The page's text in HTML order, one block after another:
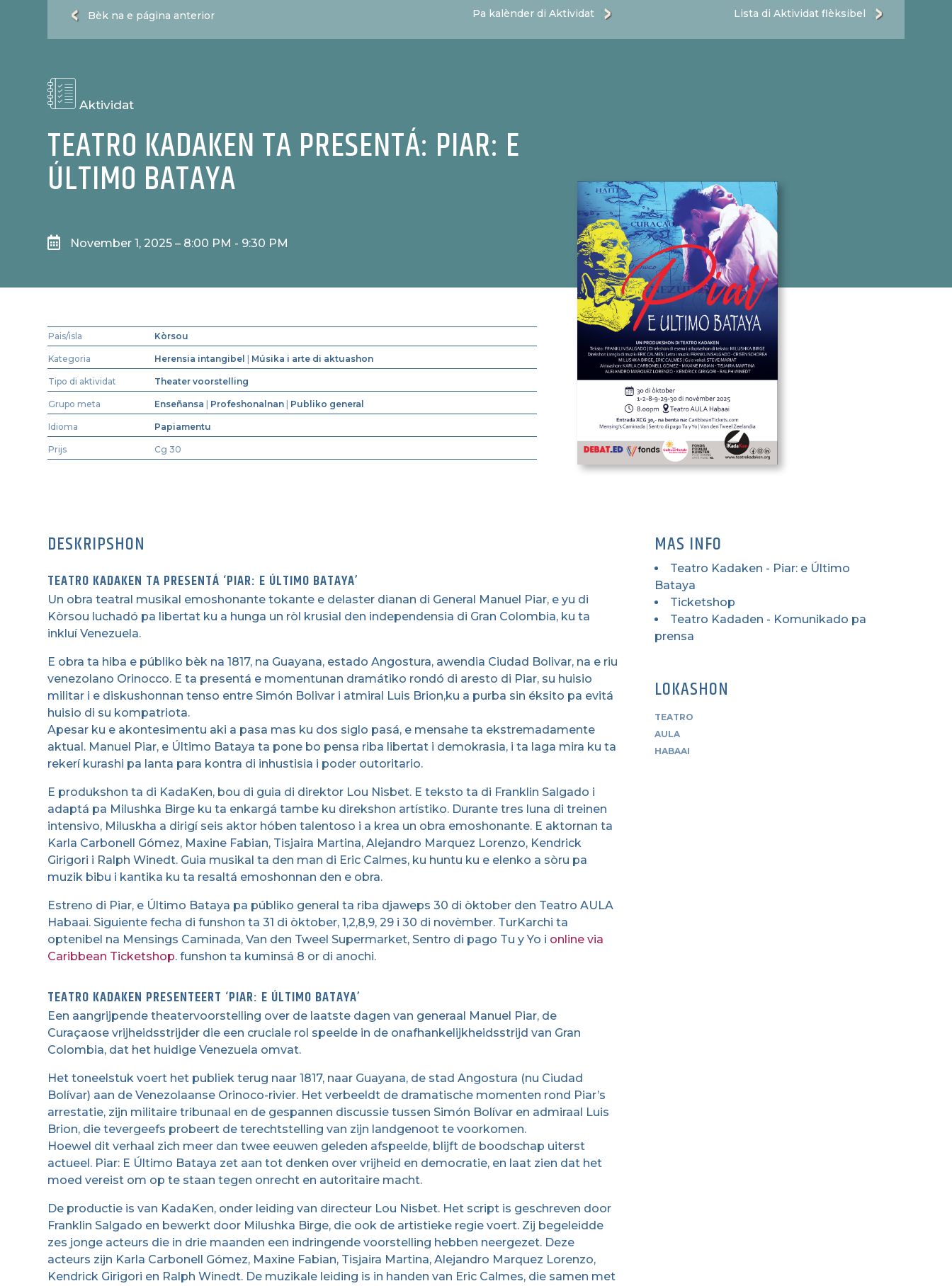
Bèk na e página anterior Pa kalènder di Aktividat Lista di Aktividat flèksibel
Aktividat
TEATRO KADAKEN TA PRESENTÁ: PIAR: E
ÚLTIMO BATAYA
 November 1, 2025 – 8:00 PM - 9:30 PM
Pais/isla Kòrsou
Kategoria Herensia intangibel Músika i arte di aktuashon
Tipo di aktividat Theater voorstelling
Grupo meta Enseñansa Profeshonalnan Publiko general
Idioma Papiamentu
Prijs Cg 30
DESKRIPSHON
TEATRO KADAKEN TA PRESENTÁ ‘PIAR: E ÚLTIMO BATAYA’
Un obra teatral musikal emoshonante tokante e delaster dianan di General Manuel Piar, e yu di
Kòrsou luchadó pa libertat ku a hunga un ròl krusial den independensia di Gran Colombia, ku ta
inkluí Venezuela.
E obra ta hiba e públiko bèk na 1817, na Guayana, estado Angostura, awendia Ciudad Bolivar, na e riu
venezolano Orinocco. E ta presentá e momentunan dramátiko rondó di aresto di Piar, su huisio
militar i e diskushonnan tenso entre Simón Bolivar i atmiral Luis Brion,ku a purba sin éksito pa evitá
huisio di su kompatriota.
Apesar ku e akontesimentu aki a pasa mas ku dos siglo pasá, e mensahe ta ekstremadamente
aktual. Manuel Piar, e Último Bataya ta pone bo pensa riba libertat i demokrasia, i ta laga mira ku ta
rekerí kurashi pa lanta para kontra di inhustisia i poder outoritario.
E produkshon ta di KadaKen, bou di guia di direktor Lou Nisbet. E teksto ta di Franklin Salgado i
adaptá pa Milushka Birge ku ta enkargá tambe ku direkshon artístiko. Durante tres luna di treinen
intensivo, Miluskha a dirigí seis aktor hóben talentoso i a krea un obra emoshonante. E aktornan ta
Karla Carbonell Gómez, Maxine Fabian, Tisjaira Martina, Alejandro Marquez Lorenzo, Kendrick
Girigori i Ralph Winedt. Guia musikal ta den man di Eric Calmes, ku huntu ku e elenko a sòru pa
muzik bibu i kantika ku ta resaltá emoshonnan den e obra.
Estreno di Piar, e Último Bataya pa públiko general ta riba djaweps 30 di òktober den Teatro AULA
Habaai. Siguiente fecha di funshon ta 31 di òktober, 1,2,8,9, 29 i 30 di novèmber. TurKarchi ta
optenibel na Mensings Caminada, Van den Tweel Supermarket, Sentro di pago Tu y Yo i online via
Caribbean Ticketshop. funshon ta kuminsá 8 or di anochi.
TEATRO KADAKEN PRESENTEERT ‘PIAR: E ÚLTIMO BATAYA’
Een aangrijpende theatervoorstelling over de laatste dagen van generaal Manuel Piar, de
Curaçaose vrijheidsstrijder die een cruciale rol speelde in de onafhankelijkheidsstrijd van Gran
Colombia, dat het huidige Venezuela omvat.
Het toneelstuk voert het publiek terug naar 1817, naar Guayana, de stad Angostura (nu Ciudad
Bolívar) aan de Venezolaanse Orinoco-rivier. Het verbeeldt de dramatische momenten rond Piar’s
arrestatie, zijn militaire tribunaal en de gespannen discussie tussen Simón Bolívar en admiraal Luis
Brion, die tevergeefs probeert de terechtstelling van zijn landgenoot te voorkomen.
Hoewel dit verhaal zich meer dan twee eeuwen geleden afspeelde, blijft de boodschap uiterst
actueel. Piar: E Último Bataya zet aan tot denken over vrijheid en democratie, en laat zien dat het
moed vereist om op te staan tegen onrecht en autoritaire macht.
De productie is van KadaKen, onder leiding van directeur Lou Nisbet. Het script is geschreven door
Franklin Salgado en bewerkt door Milushka Birge, die ook de artistieke regie voert. Zij begeleidde
zes jonge acteurs die in drie maanden een indringende voorstelling hebben neergezet. Deze
acteurs zijn Karla Carbonell Gómez, Maxine Fabian, Tisjaira Martina, Alejandro Marquez Lorenzo,
Kendrick Girigori en Ralph Winedt. De muzikale leiding is in handen van Eric Calmes, die samen met
MAS INFO
Teatro Kadaken - Piar: e Último
Bataya
Ticketshop
Teatro Kadaden - Komunikado pa
prensa
LOKASHON
TEATRO
AULA
HABAAI